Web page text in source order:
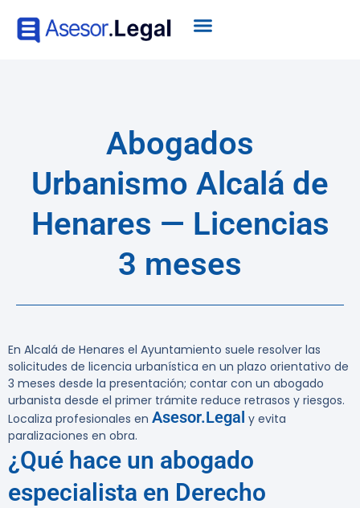
Abogados
Urbanismo Alcalá de
Henares — Licencias
3 meses
En Alcalá de Henares el Ayuntamiento suele resolver las
solicitudes de licencia urbanística en un plazo orientativo de
3 meses desde la presentación; contar con un abogado
urbanista desde el primer trámite reduce retrasos y riesgos.
Localiza profesionales en Asesor.Legal y evita
paralizaciones en obra.
¿Qué hace un abogado
especialista en Derecho